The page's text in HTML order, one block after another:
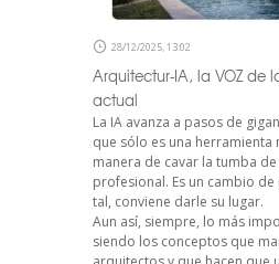
28/12/2025, 13:02
Arquitectur-IA, la VOZ de
actual
La IA avanza a pasos de
que sólo es una herramienta
manera de cavar la tumba
profesional. Es un cambio
tal, conviene darle su lugar.
Aun así, siempre, lo más
siendo los conceptos que